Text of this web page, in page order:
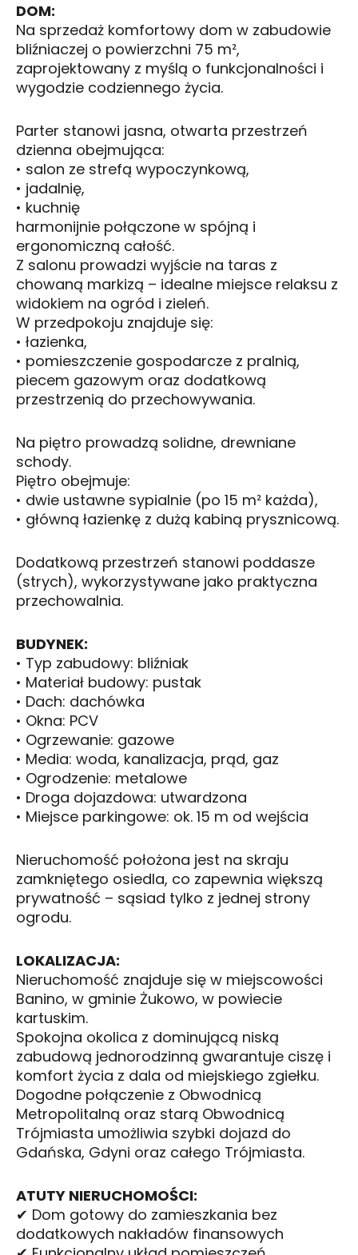
DOM:
Na sprzedaż komfortowy dom w zabudowie
bliźniaczej o powierzchni 75 m²,
zaprojektowany z myślą o funkcjonalności i
wygodzie codziennego życia.
Parter stanowi jasna, otwarta przestrzeń
dzienna obejmująca:
• salon ze strefą wypoczynkową,
• jadalnię,
• kuchnię
harmonijnie połączone w spójną i
ergonomiczną całość.
Z salonu prowadzi wyjście na taras z
chowaną markizą – idealne miejsce relaksu z
widokiem na ogród i zieleń.
W przedpokoju znajduje się:
• łazienka,
• pomieszczenie gospodarcze z pralnią,
piecem gazowym oraz dodatkową
przestrzenią do przechowywania.
Na piętro prowadzą solidne, drewniane
schody.
Piętro obejmuje:
• dwie ustawne sypialnie (po 15 m² każda),
• główną łazienkę z dużą kabiną prysznicową.
Dodatkową przestrzeń stanowi poddasze
(strych), wykorzystywane jako praktyczna
przechowalnia.
BUDYNEK:
• Typ zabudowy: bliźniak
• Materiał budowy: pustak
• Dach: dachówka
• Okna: PCV
• Ogrzewanie: gazowe
• Media: woda, kanalizacja, prąd, gaz
• Ogrodzenie: metalowe
• Droga dojazdowa: utwardzona
• Miejsce parkingowe: ok. 15 m od wejścia
Nieruchomość położona jest na skraju
zamkniętego osiedla, co zapewnia większą
prywatność – sąsiad tylko z jednej strony
ogrodu.
LOKALIZACJA:
Nieruchomość znajduje się w miejscowości
Banino, w gminie Żukowo, w powiecie
kartuskim.
Spokojna okolica z dominującą niską
zabudową jednorodzinną gwarantuje ciszę i
komfort życia z dala od miejskiego zgiełku.
Dogodne połączenie z Obwodnicą
Metropolitalną oraz starą Obwodnicą
Trójmiasta umożliwia szybki dojazd do
Gdańska, Gdyni oraz całego Trójmiasta.
ATUTY NIERUCHOMOŚCI:
✔ Dom gotowy do zamieszkania bez
dodatkowych nakładów finansowych